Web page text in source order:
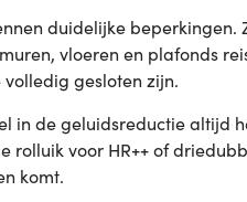
duidelijke
vloeren en plafonds
gesloten zijn.
in de geluidsreductie altijd
voor HR++ of
komt.